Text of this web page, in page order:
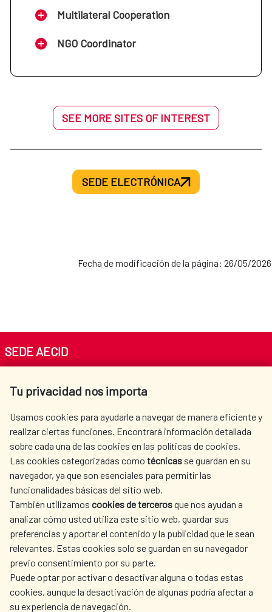
Multilateral Cooperation
NGO Coordinator
SEE MORE SITES OF INTEREST
SEDE ELECTRÓNICA
Fecha de modificación de la página: 26/05/2026
Tu privacidad nos importa
Usamos cookies para ayudarle a navegar de manera eficiente y
realizar ciertas funciones. Encontrará información detallada
sobre cada una de las cookies en las políticas de cookies.
Las cookies categorizadas como técnicas se guardan en su
navegador, ya que son esenciales para permitir las
funcionalidades básicas del sitio web.
También utilizamos cookies de tercerosque nos ayudan a
analizar cómo usted utiliza este sitio web, guardar sus
preferencias y aportar el contenido y la publicidad que le sean
relevantes. Estas cookies solo se guardan en su navegador
previo consentimiento por su parte.
Puede optar por activar o desactivar alguna o todas estas
cookies, aunque la desactivación de algunas podría afectar a
su experiencia de navegación.
SEDE AECID
Tel. +34 900 20 30 54​​​​​​​
AECID
WHERE DO WE COOPERATE?
SPANISH HUMANITARIAN
ACTION
PRESS ROOM
CULTURE AND SCIENCE LIBRARY
OUR SOCIAL MEDIA